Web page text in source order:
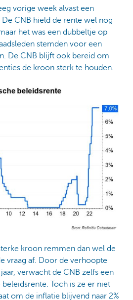
vorige week alvast een
CNB hield de rente wel nog
het was een dubbeltje op
stemden voor een
De CNB blijft ook bereid om
de kroon sterk te houden.
kroon remmen dan wel de
vraag af. Door de verhoopte
verwacht de CNB zelfs een
Toch is ze er niet
om de inflatie blijvend naar 2%